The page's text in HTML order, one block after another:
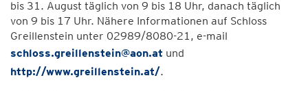
bis 31. August täglich von 9 bis 18 Uhr, danach täglich
von 9 bis 17 Uhr. Nähere Informationen auf Schloss
Greillenstein unter 02989/8080-21, e-mail
schloss.greillenstein@aon.at und
http://www.greillenstein.at/.